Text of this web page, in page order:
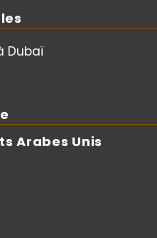
Dubaï
Arabes Unis